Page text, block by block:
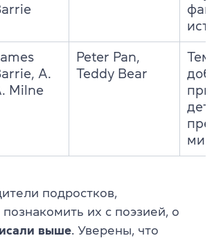
A.
Milne
Peter Pan,
Teddy Bear
подростков,
их с поэзией, о
выше. Уверены, что